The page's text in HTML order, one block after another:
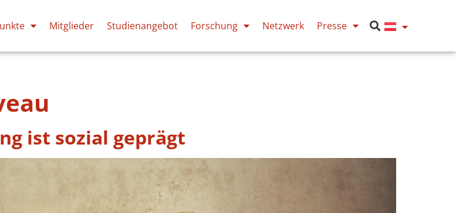
Mitglieder Studienangebot Forschung Netzwerk Presse
ist sozial geprägt